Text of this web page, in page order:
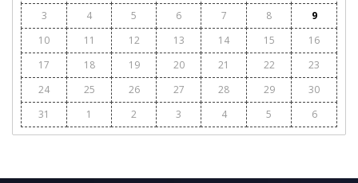
3
4 5 6 7 8
9
10
11 12 13 14 15
16
17
18 19 20 21 22
23
24
25 26 27 28 29
30
31
1 2 3 4 5 6